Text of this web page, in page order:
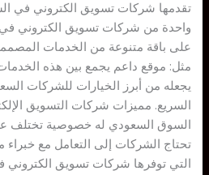
تقدمها شركات تسويق الكتروني في
واحدة من شركات تسويق الكتروني
على باقة متنوعة من الخدمات
مثل: موقع داعم يجمع بين هذه
يجعله من أبرز الخيارات للشركات
السريع. مميزات شركات التسويق
السوق السعودي له خصوصية تختلف
تحتاج الشركات إلى التعامل مع
التي توفرها شركات تسويق الكتروني